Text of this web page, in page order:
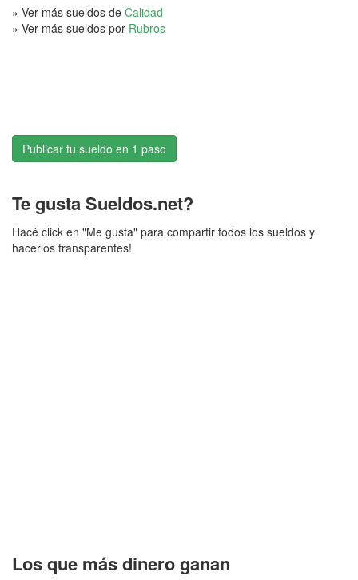
» Ver más sueldos de Calidad
» Ver más sueldos por Rubros
Publicar tu sueldo en 1 paso
Te gusta Sueldos.net?
Hacé click en "Me gusta" para compartir todos los sueldos y
hacerlos transparentes!
Los que más dinero ganan